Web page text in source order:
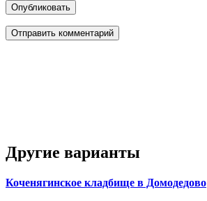
Опубликовать
Другие варианты
Коченягинское кладбище в Домодедово